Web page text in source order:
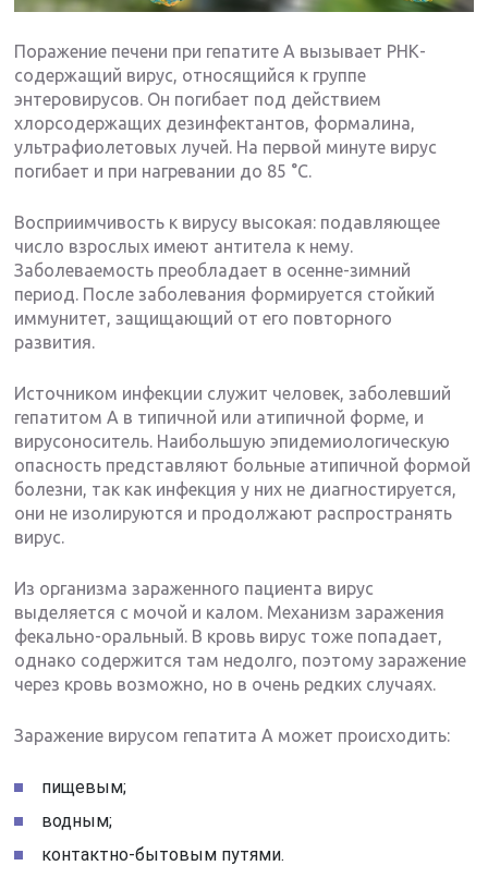
Поражение печени при гепатите А вызывает РНК-
содержащий вирус, относящийся к группе
энтеровирусов. Он погибает под действием
хлорсодержащих дезинфектантов, формалина,
ультрафиолетовых лучей. На первой минуте вирус
погибает и при нагревании до 85 °С.
Восприимчивость к вирусу высокая: подавляющее
число взрослых имеют антитела к нему.
Заболеваемость преобладает в осенне-зимний
период. После заболевания формируется стойкий
иммунитет, защищающий от его повторного
развития.
Источником инфекции служит человек, заболевший
гепатитом А в типичной или атипичной форме, и
вирусоноситель. Наибольшую эпидемиологическую
опасность представляют больные атипичной формой
болезни, так как инфекция у них не диагностируется,
они не изолируются и продолжают распространять
вирус.
Из организма зараженного пациента вирус
выделяется с мочой и калом. Механизм заражения
фекально-оральный. В кровь вирус тоже попадает,
однако содержится там недолго, поэтому заражение
через кровь возможно, но в очень редких случаях.
Заражение вирусом гепатита А может происходить:
пищевым;
водным;
контактно-бытовым путями.